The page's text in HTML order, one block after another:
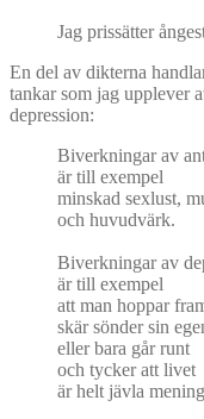
Jag prissätter
En del av dikterna
tankar som jag upplever
depression:
Biverkningar av
är till exempel
minskad sexlust,
och huvudvärk.
Biverkningar av
är till exempel
att man hoppar
skär sönder sin
eller bara går runt
och tycker att livet
är helt jävla